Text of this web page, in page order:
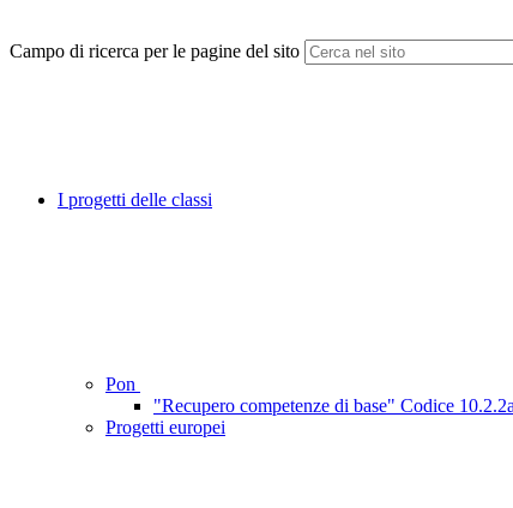
Campo di ricerca per le pagine del sito
I progetti delle classi
Pon
"Recupero competenze di base" Codice
Progetti europei